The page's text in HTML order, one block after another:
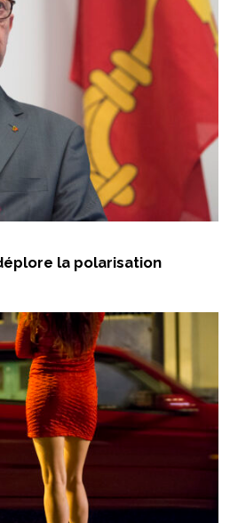
la polarisation